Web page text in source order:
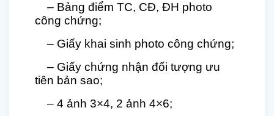
– Bảng điểm TC, CĐ, ĐH photo
công chứng;
– Giấy khai sinh photo công chứng;
– Giấy chứng nhận đối tượng ưu
tiên bản sao;
– 4 ảnh 3×4, 2 ảnh 4×6;